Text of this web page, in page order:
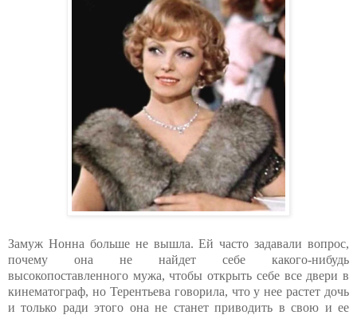
Замуж Нонна больше не вышла. Ей часто задавали вопрос,
почему она не найдет себе какого-нибудь
высокопоставленного мужа, чтобы открыть себе все двери в
кинематограф, но Терентьева говорила, что у нее растет дочь
и только ради этого она не станет приводить в свою и ее